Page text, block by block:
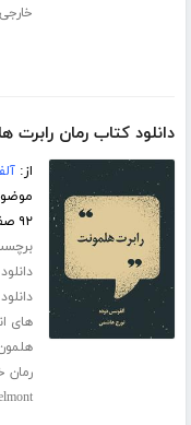
خارجی
دانلود کتاب رمان رابرت
از:
۹۲ صفحه
های
رمان